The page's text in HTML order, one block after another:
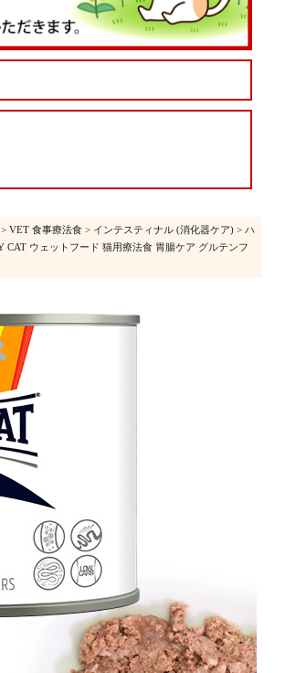
VET 食事療法食 > インテスティナル (消化器ケア) > ハ
ウェットフード 猫用療法食 胃腸ケア グルテンフ